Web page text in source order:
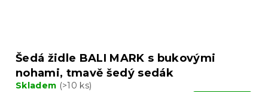
Šedá židle BALI MARK s bukovými
nohami, tmavě šedý sedák
Skladem (>10 ks)